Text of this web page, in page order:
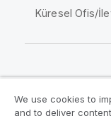
Küresel Ofis/
We use cookies to
and to deliver